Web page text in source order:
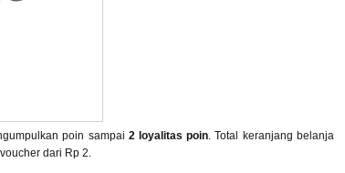
poin sampai 2loyalitas poin. Total keranjang belanja
dari Rp 2.